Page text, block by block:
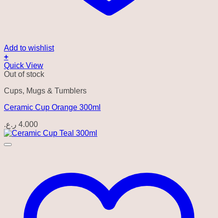
Add to wishlist
+
Quick View
Out of stock
Cups, Mugs & Tumblers
Ceramic Cup Orange 300ml
4.000 ر.ع.